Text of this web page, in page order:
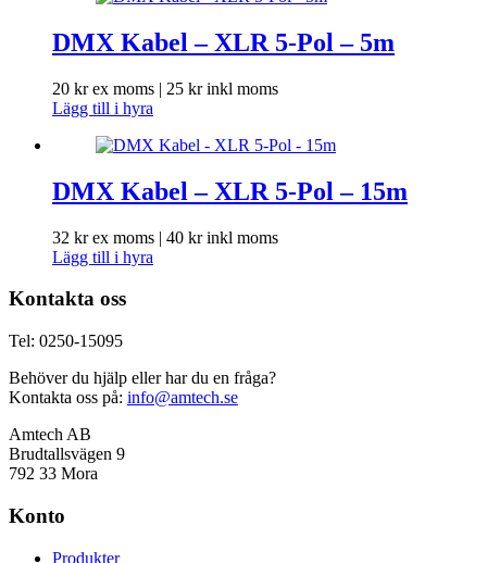
DMX Kabel – XLR 5-Pol – 5m
20 krex moms | 25 krinkl moms
Lägg till i hyra
DMX Kabel – XLR 5-Pol – 15m
32 krex moms | 40 krinkl moms
Lägg till i hyra
Kontakta oss
Tel: 0250-15095
Behöver du hjälp eller har du en fråga?
Kontakta oss på: info@amtech.se
Amtech AB
Brudtallsvägen 9
792 33 Mora
Konto
Produkter